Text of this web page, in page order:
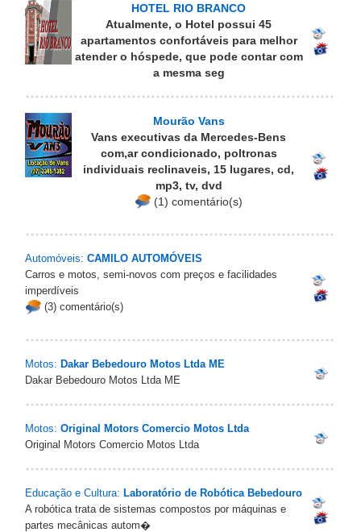
HOTEL RIO BRANCO
Atualmente, o Hotel possui 45
apartamentos confortáveis para melhor
atender o hóspede, que pode contar com
a mesma seg
Mourão Vans
Vans executivas da Mercedes-Bens
com,ar condicionado, poltronas
individuais reclinaveis, 15 lugares, cd,
mp3, tv, dvd
(1) comentário(s)
Automóveis: CAMILO AUTOMÓVEIS
Carros e motos, semi-novos com preços e facilidades
imperdíveis
(3) comentário(s)
Motos: Dakar Bebedouro Motos Ltda ME
Dakar Bebedouro Motos Ltda ME
Motos: Original Motors Comercio Motos Ltda
Original Motors Comercio Motos Ltda
Educação e Cultura: Laboratório de Robótica Bebedouro
A robótica trata de sistemas compostos por máquinas e
partes mecânicas autom�